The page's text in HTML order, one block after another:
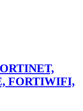
FORTIWIFI,